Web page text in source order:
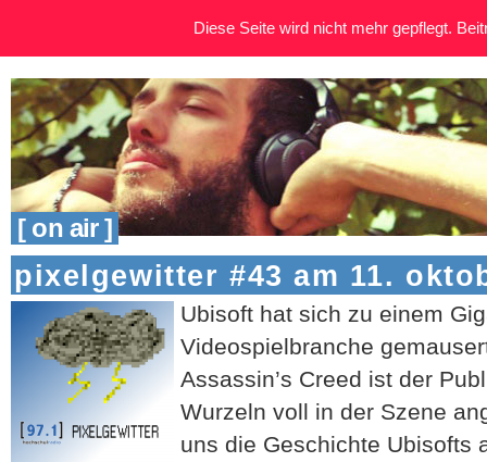
[ on air ]
pixelgewitter #43 am 11.
Ubisoft hat sich zu einem
Videospielbranche
Assassin’s Creed ist der
Wurzeln voll in der Szene
uns die Geschichte Ubisofts
Diese Seite wird nicht mehr gepflegt.